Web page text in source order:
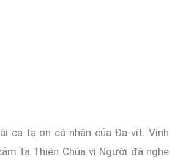
ca tạ ơn cá nhân của Đa-vít. Vịnh
tạ Thiên Chúa vì Người đã nghe